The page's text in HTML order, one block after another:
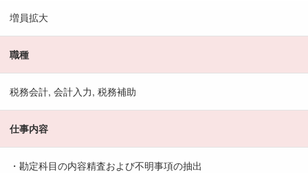
増員拡大
職種
税務会計, 会計入力, 税務補助
仕事内容
・勘定科目の内容精査および不明事項の抽出